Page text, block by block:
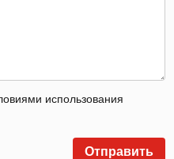
использования
Отправить